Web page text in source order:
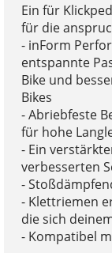
Ein für
für die
- inForm
entspannte
Bike und
Bikes
- Abriebfeste
für hohe
- Ein
verbesserten
-
- Klettriemen
die sich
- Kompatibel